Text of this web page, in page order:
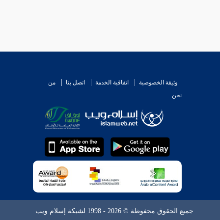
وثيقة الخصوصية اتفاقية الخدمة اتصل بنا
من
نحن
جميع الحقوق محفوظة © 2026 - 1998 لشبكة إسلام ويب